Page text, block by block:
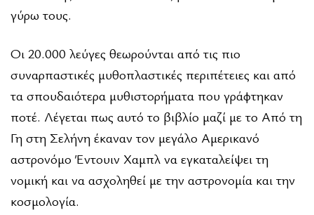
γύρω τους.
Οι 20.000 λεύγες θεωρούνται από τις πιο
συναρπαστικές μυθοπλαστικές περιπέτειες και από
τα σπουδαιότερα μυθιστορήματα που γράφτηκαν
ποτέ. Λέγεται πως αυτό το βιβλίο μαζί με το Από τη
Γη στη Σελήνη έκαναν τον μεγάλο Αμερικανό
αστρονόμο Έντουιν Χαμπλ να εγκαταλείψει τη
νομική και να ασχοληθεί με την αστρονομία και την
κοσμολογία.